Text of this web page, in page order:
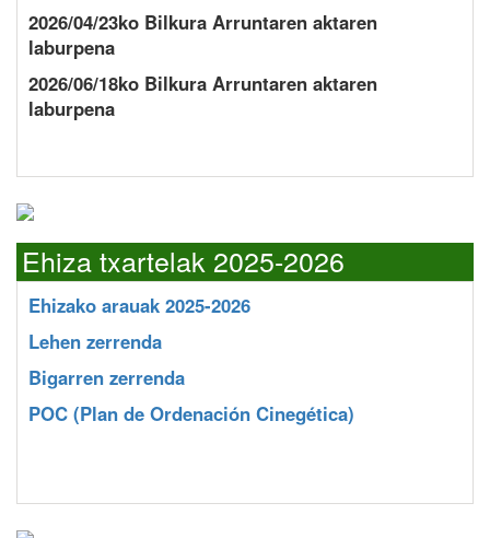
2026/04/23ko Bilkura Arruntaren aktaren
laburpena
2026/06/18ko Bilkura Arruntaren aktaren
laburpena
Ehiza txartelak 2025-2026
Ehizako arauak 2025-2026
Lehen zerrenda
Bigarren zerrenda
POC (Plan de Ordenación Cinegética)